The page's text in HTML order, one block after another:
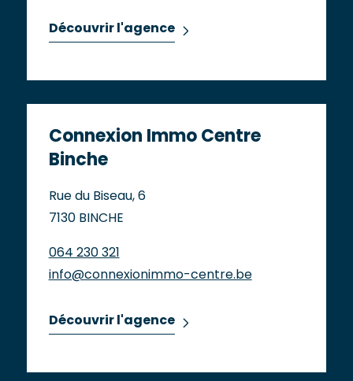
Découvrir l'agence
Connexion Immo Centre
Binche
Rue du Biseau, 6
7130 BINCHE
064 230 321
info@connexionimmo-centre.be
Découvrir l'agence